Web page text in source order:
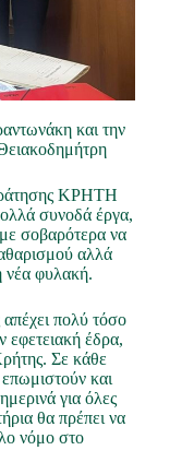
και την
ΚΡΗΤΗ
συνοδά έργα,
σοβαρότερα να
αλλά
νέα φυλακή.
πολύ τόσο
έδρα,
Σε κάθε
και
για όλες
θα πρέπει να
νόμο στο